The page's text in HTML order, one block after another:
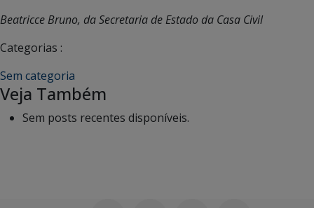
Beatricce Bruno, da Secretaria de Estado da Casa Civil
Categorias :
Sem categoria
Veja Também
Sem posts recentes disponíveis.